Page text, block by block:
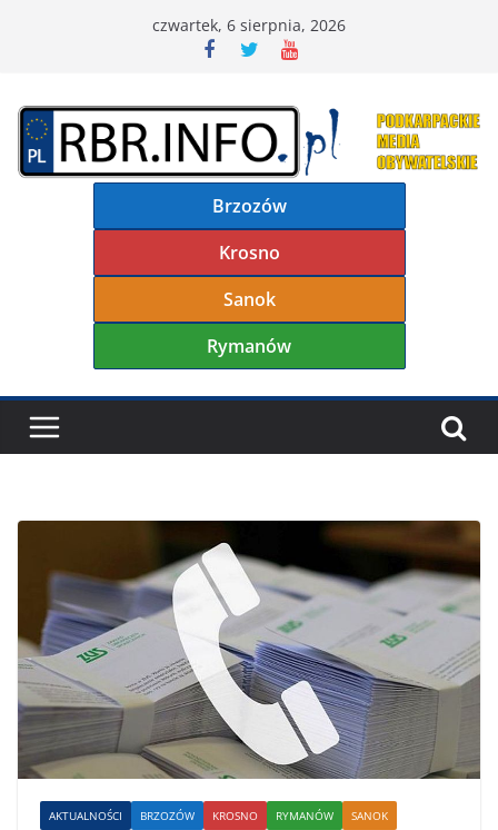
czwartek, 6 sierpnia, 2026
Brzozów
Krosno
Sanok
Rymanów
AKTUALNOŚCI BRZOZÓW KROSNO RYMANÓW
SANOK